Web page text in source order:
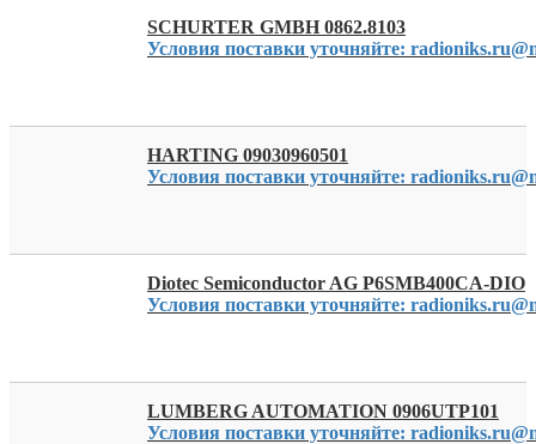
SCHURTER GMBH 0862.8103
Условия поставки уточняйте:
HARTING 09030960501
Условия поставки уточняйте:
Diotec Semiconductor AG P6SMB400CA-DIO
Условия поставки уточняйте:
LUMBERG AUTOMATION 0906UTP101
Условия поставки уточняйте: